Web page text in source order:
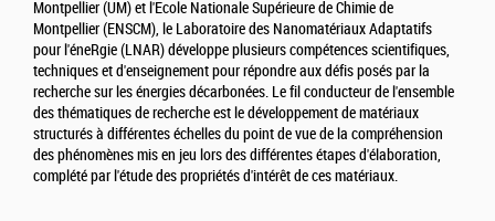
Montpellier (UM) et l'Ecole Nationale Supérieure de Chimie de
Montpellier (ENSCM), le Laboratoire des Nanomatériaux Adaptatifs
pour l'éneRgie (LNAR) développe plusieurs compétences scientifiques,
techniques et d'enseignement pour répondre aux défis posés par la
recherche sur les énergies décarbonées. Le fil conducteur de l'ensemble
des thématiques de recherche est le développement de matériaux
structurés à différentes échelles du point de vue de la compréhension
des phénomènes mis en jeu lors des différentes étapes d'élaboration,
complété par l'étude des propriétés d'intérêt de ces matériaux.